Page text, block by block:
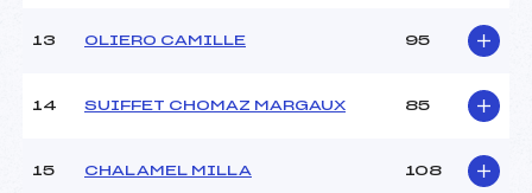
Ouvreurs A :
REVILLARD JADE (SA)
(SA)
Ouvreurs E :
13 OLIERO CAMILLE 95
14 SUIFFET CHOMAZ MARGAUX 85
15 CHALAMEL MILLA 108